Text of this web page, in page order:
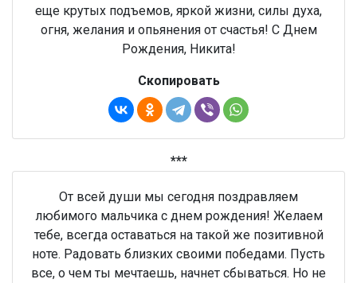
еще крутых подъемов, яркой жизни, силы духа,
огня, желания и опьянения от счастья! С Днем
Рождения, Никита!
Скопировать
***
От всей души мы сегодня поздравляем
любимого мальчика с днем рождения! Желаем
тебе, всегда оставаться на такой же позитивной
ноте. Радовать близких своими победами. Пусть
все, о чем ты мечтаешь, начнет сбываться. Но не